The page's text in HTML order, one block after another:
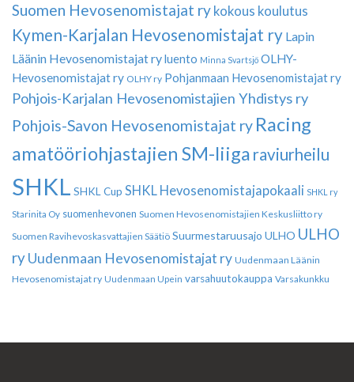
Suomen Hevosenomistajat ry kokous koulutus
Kymen-Karjalan Hevosenomistajat ry Lapin
Läänin Hevosenomistajat ryluento Minna Svartsjö OLHY-
Hevosenomistajat ry OLHY ry Pohjanmaan Hevosenomistajat ry
Pohjois-Karjalan Hevosenomistajien Yhdistys ry
Pohjois-Savon Hevosenomistajat ry Racing
amatööriohjastajien SM-liiga raviurheilu
SHKL SHKL Cup SHKL Hevosenomistajapokaali SHKL ry
Starinita Oy suomenhevonen Suomen Hevosenomistajien Keskusliitto ry
Suomen Ravihevoskasvattajien Säätiö Suurmestaruusajo ULHO ULHO
ryUudenmaan Hevosenomistajat ry Uudenmaan Läänin
Hevosenomistajat ry Uudenmaan Upein varsahuutokauppa Varsakunkku